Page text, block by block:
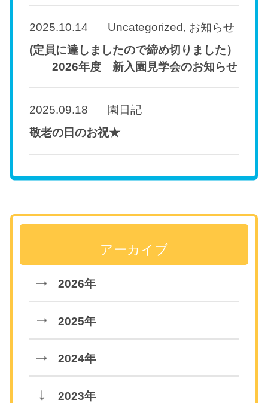
2025.10.14 Uncategorized, お知らせ
(定員に達しましたので締め切りました）
2026年度 新入園見学会のお知らせ
2025.09.18
園日記
敬老の日のお祝★
アーカイブ
2026年
2025年
2024年
2023年